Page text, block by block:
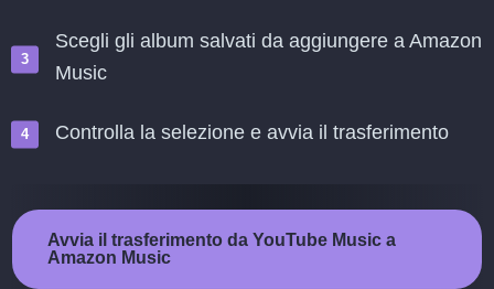
Scegli gli album salvati da aggiungere a Amazon
Music
Controlla la selezione e avvia il trasferimento
Avvia il trasferimento da YouTube Music a
Amazon Music